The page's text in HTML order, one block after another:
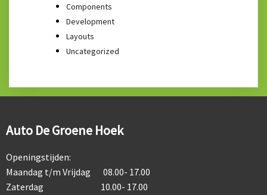
Components
Development
Layouts
Uncategorized
Auto De Groene Hoek
Openingstijden:
Maandag t/m Vrijdag 08.00- 17.00
Zaterdag 10.00- 17.00